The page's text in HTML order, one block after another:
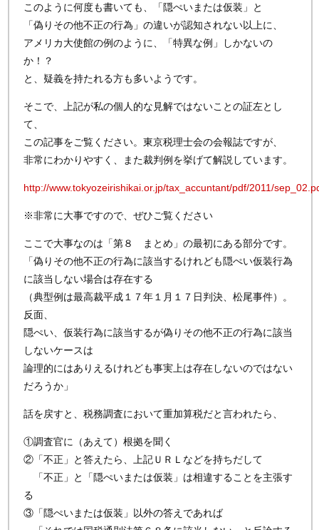
このように何度も書いても、「隠ぺいまたは仮装」と
「偽りその他不正の行為」の違いが認知されない以上に、
アメリカ大使館の例のように、「特異な例」しかないの
か！？
と、疑義を持たれる方も多いようです。
そこで、上記が私の個人的な見解ではないことの証左とし
て、
この記事をご覧ください。東京税理士会の会報誌ですが、
非常にわかりやすく、また裁判例を挙げて解説しています。
http://www.tokyozeirishikai.or.jp/tax_accuntant/pdf/2011/
※非常に大事ですので、ぜひご覧ください
ここで大事なのは「第８ まとめ」の最初にある部分です。
「偽りその他不正の行為に該当するけれども隠ぺい仮装行為
に該当しない場合は存在する
（典型例は最高裁平成１７年１月１７日判決、松尾事件）。
反面、
隠ぺい、仮装行為に該当するが偽りその他不正の行為に該当
しないケースは
論理的にはありえるけれども事実上は存在しないのではない
だろうか」
話を戻すと、税務調査において重加算税だと言われたら、
①調査官に（あえて）根拠を聞く
②「不正」と答えたら、上記ＵＲＬなどを持ちだして
「不正」と「隠ぺいまたは仮装」は相違することを主張す
る
③「隠ぺいまたは仮装」以外の答えであれば